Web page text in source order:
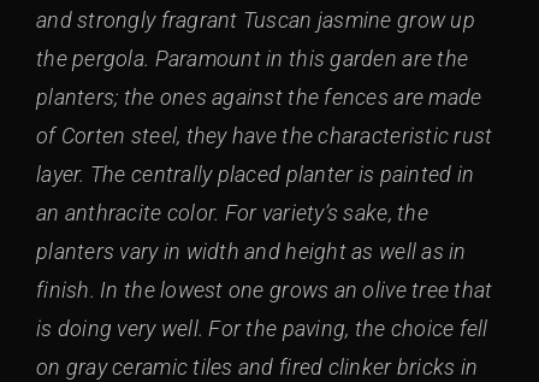
and strongly fragrant Tuscan jasmine grow up
the pergola. Paramount in this garden are the
planters; the ones against the fences are made
of Corten steel, they have the characteristic rust
layer. The centrally placed planter is painted in
an anthracite color. For variety’s sake, the
planters vary in width and height as well as in
finish. In the lowest one grows an olive tree that
is doing very well. For the paving, the choice fell
on gray ceramic tiles and fired clinker bricks in